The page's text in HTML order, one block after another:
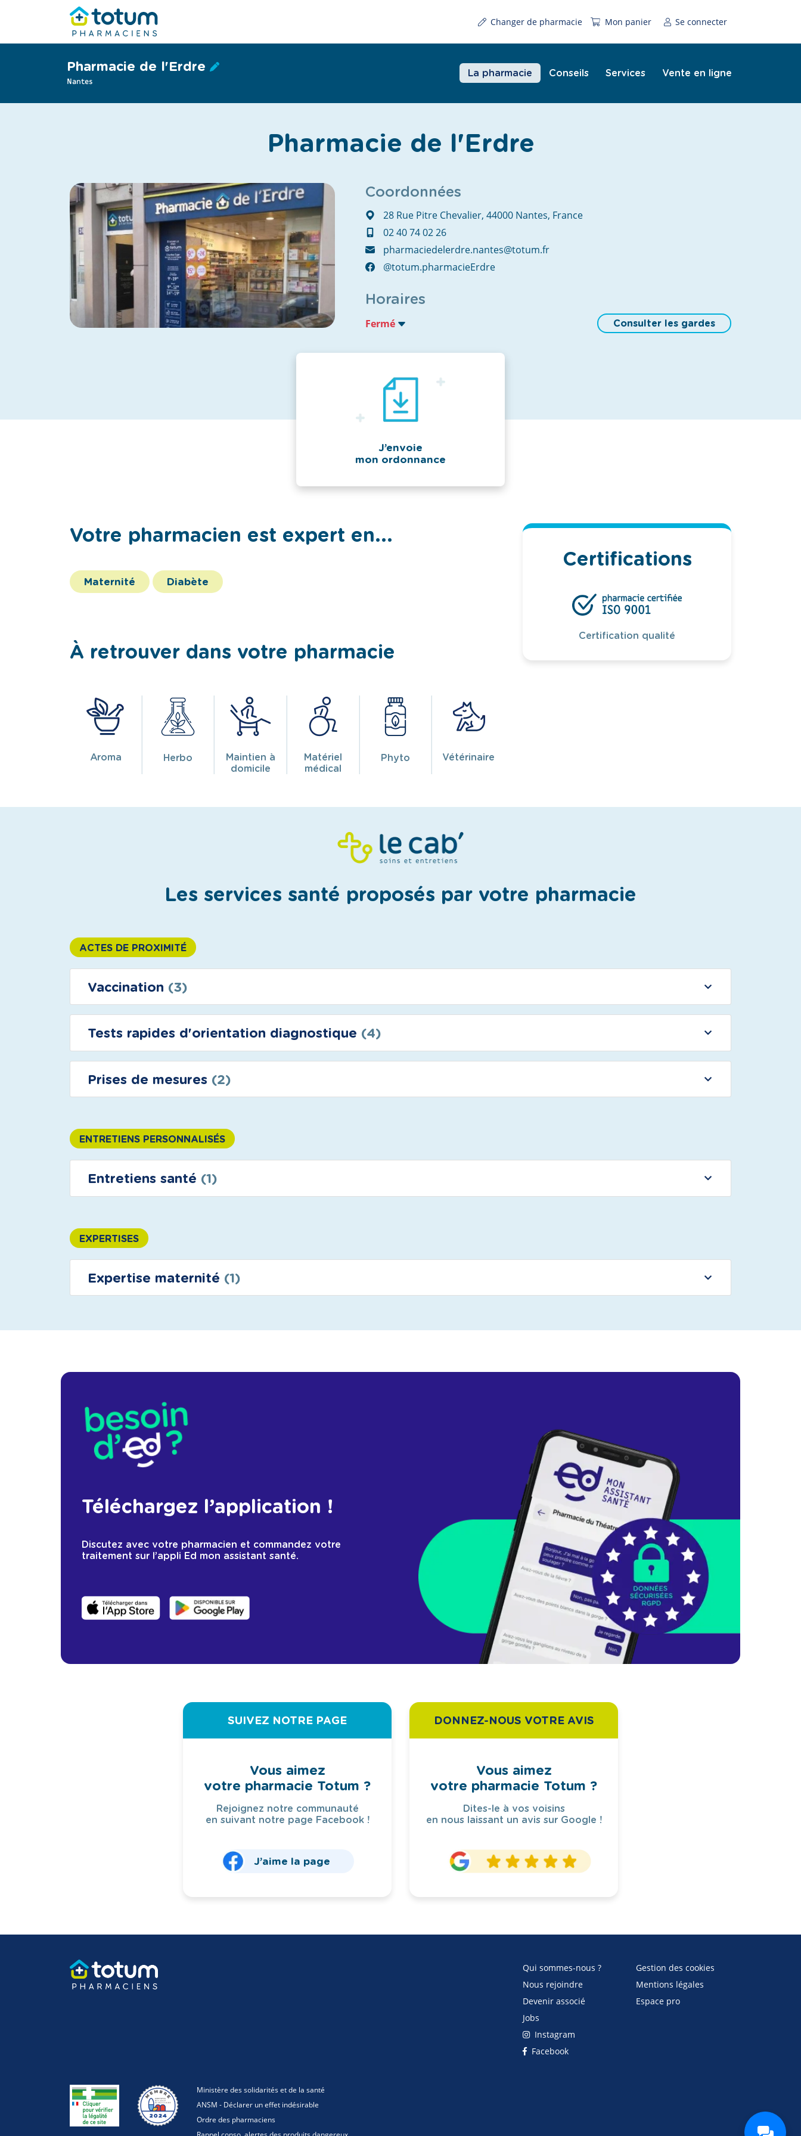
Changer de pharmacie Mon panier Se connecter
Pharmacie de l'Erdre
Nantes
La pharmacie Conseils Services Vente en ligne
Pharmacie de l'Erdre
Coordonnées
28 Rue Pitre Chevalier, 44000 Nantes, France
02 40 74 02 26
pharmaciedelerdre.nantes@totum.fr
@totum.pharmacieErdre
Horaires
Fermé Consulter les gardes
J’envoie
mon ordonnance
Votre pharmacien est expert en...
Maternité Diabète
À retrouver dans votre pharmacie
Aroma Herbo
Maintien à
domicile
Matériel
médical
Phyto Vétérinaire
Certifications
Certification qualité
Les services santé proposés par votre pharmacie
ACTES DE PROXIMITÉ
Vaccination (3)
Tests rapides d'orientation diagnostique (4)
Prises de mesures (2)
ENTRETIENS PERSONNALISÉS
Entretiens santé (1)
EXPERTISES
Expertise maternité (1)
Téléchargez l’application !
Discutez avec votre pharmacien et commandez votre
traitement sur l’appli Ed mon assistant santé.
SUIVEZ NOTRE PAGE
Vous aimez
votre pharmacie Totum ?
Rejoignez notre communauté
en suivant notre page Facebook !
J’aime la page
DONNEZ-NOUS VOTRE AVIS
Vous aimez
votre pharmacie Totum ?
Dites-le à vos voisins
en nous laissant un avis sur Google !
Qui sommes-nous ?
Nous rejoindre
Devenir associé
Jobs
Instagram
Facebook
Gestion des cookies
Mentions légales
Espace pro
Ministère des solidarités et de la santé
ANSM - Déclarer un effet indésirable
Ordre des pharmaciens